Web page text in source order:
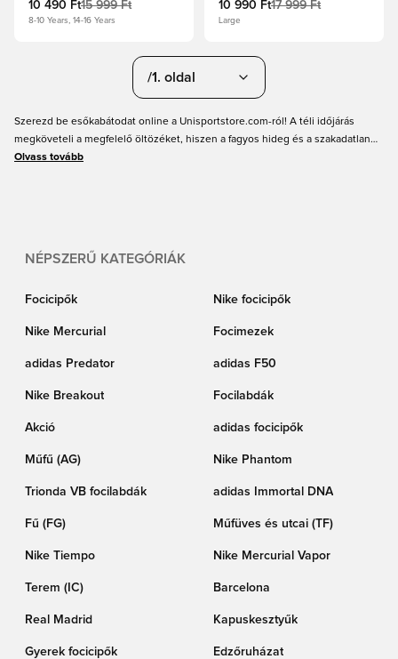
10 490 Ft15 999 Ft
8-10 Years, 14-16 Years
10 990 Ft17 999 Ft
Large
/1. oldal
Szerezd be esőkabátodat online a Unisportstore.com-ról! A téli időjárás
megköveteli a megfelelő öltözéket, hiszen a fagyos hideg és a szakadatlan
eső garantált, amikor elkezdődnek a téli edzések. Akár az edzést irányítod,
Olvass tovább
NÉPSZERŰ KATEGÓRIÁK
Focicipők Nike focicipők
Nike Mercurial Focimezek
adidas Predator adidas F50
Nike Breakout Focilabdák
Akció adidas focicipők
Műfű (AG) Nike Phantom
Trionda VB focilabdák adidas Immortal DNA
Fű (FG) Műfüves és utcai (TF)
Nike Tiempo Nike Mercurial Vapor
Terem (IC) Barcelona
Real Madrid Kapuskesztyűk
Gyerek focicipők Edzőruházat